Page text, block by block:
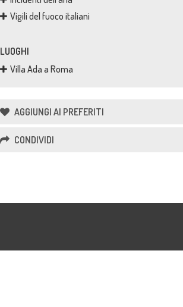
Vigili del fuoco italiani
LUOGHI
Villa Ada a Roma
AGGIUNGI AI PREFERITI
CONDIVIDI